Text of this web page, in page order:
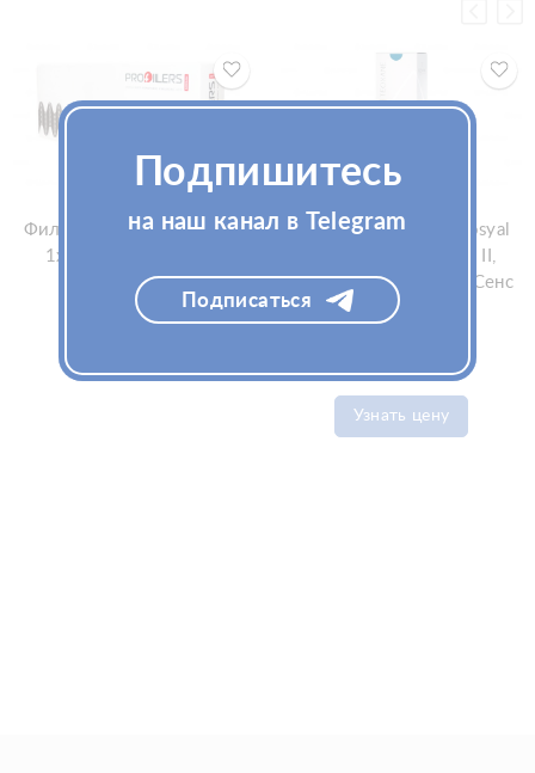
Филлер Profillers Medium
1x1мл (Профиллерс
Медиум)
Биоревитализант Teosyal
PureSense Redensity II,
2x1мл (Теосиаль ПурСенс
Реденсити II)
Узнать цену
Подпишитесь
на наш канал в Telegram
Подписаться